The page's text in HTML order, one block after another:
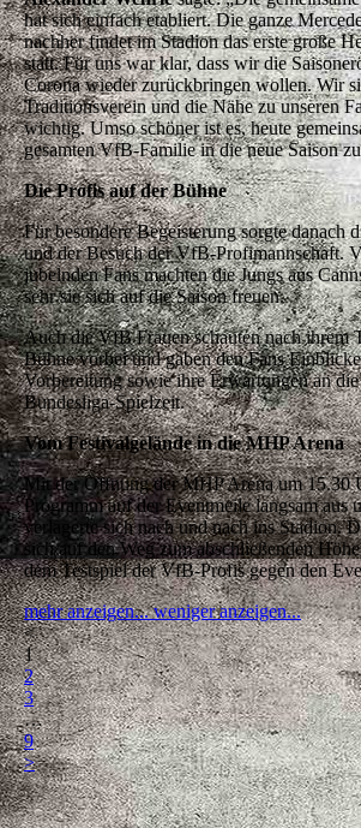
hat sich einfach etabliert. Die ganze
nachher findet im Stadion das erste große
statt. Für uns war klar, dass wir die
Corona wieder zurückbringen wollen. Wir
Traditionsverein und die Nähe zu unseren
wichtig. Umso schöner ist es, heute
gesamten VfB-Familie in die neue Saison
Die Profis auf der Bühne
Für besondere Begeisterung sorgte danach
und der Besuch der VfB-Profimannschaft.
jubelnden Fans machten die Jungs aus
sehr sie sich auf die Saison freuen.
Auch die VfB Frauen schauten nach ihrem
Bühne vorbei und gaben den Fans
Vorbereitung sowie ihre Erwartungen an die
Bundesliga-Spielzeit.
Vom Festivalgelände in die MHP Arena
Mit der Öffnung der MHP Arena um 15.30
Programm auf der Eventmeile langsam aus
verlagerte sich nach und nach ins Stadion.
sich auf den Weg zum abschließenden
dem Testspiel der VfB-Profis gegen den
mehr anzeigen...weniger anzeigen...
<
1
2
3
…
9
>